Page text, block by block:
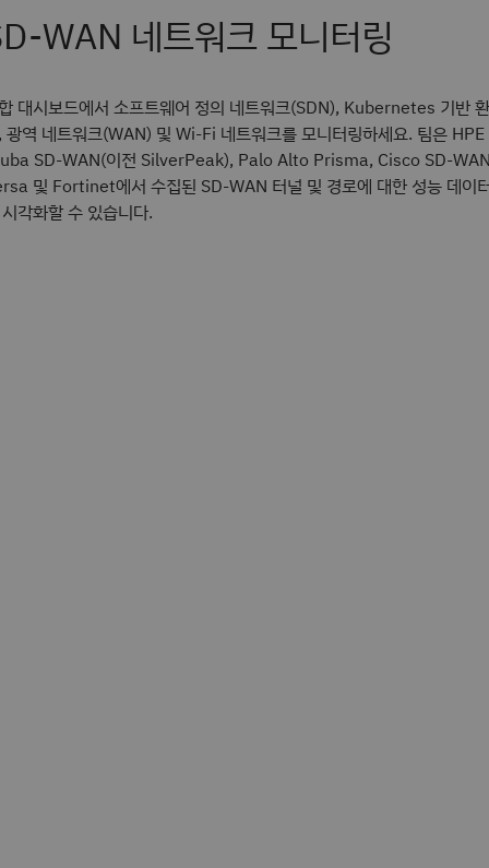
WAN 네트워크 모니터링
대시보드에서 소프트웨어 정의 네트워크(SDN), Kubernetes 기반 환
광역 네트워크(WAN) 및 Wi-Fi 네트워크를 모니터링하세요. 팀은 HPE
SD-WAN(이전 SilverPeak), Palo Alto Prisma, Cisco SD-
및 Fortinet에서 수집된 SD-WAN 터널 및 경로에 대한 성능 데이
각화할 수 있습니다.